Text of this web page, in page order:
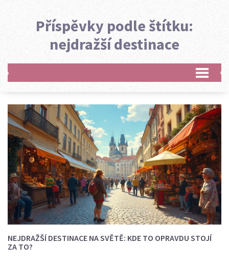
Příspěvky podle štítku:
nejdražší destinace
NEJDRAŽŠÍ DESTINACE NA SVĚTĚ: KDE TO OPRAVDU STOJÍ
ZA TO?